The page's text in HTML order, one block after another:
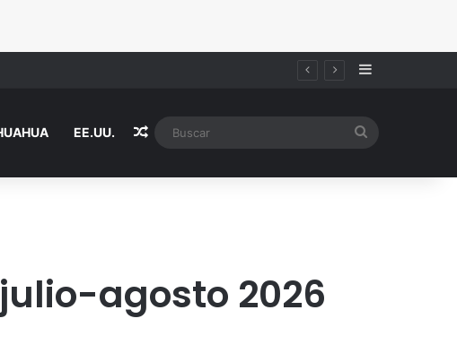
Sidebar
EE.UU. Random Article
agosto 2026